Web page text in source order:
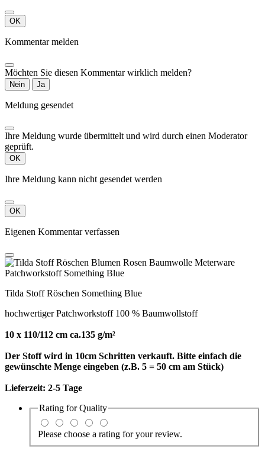
OK
Kommentar melden
Möchten Sie diesen Kommentar wirklich melden?
Nein Ja
Meldung gesendet
Ihre Meldung wurde übermittelt und wird durch einen Moderator
geprüft.
OK
Ihre Meldung kann nicht gesendet werden
OK
Eigenen Kommentar verfassen
Tilda Stoff Röschen Something Blue
hochwertiger Patchworkstoff 100 % Baumwollstoff
10 x 110/112 cm ca.135 g/m²
Der Stoff wird in 10cm Schritten verkauft. Bitte einfach die
gewünschte Menge eingeben (z.B. 5 = 50 cm am Stück)
Lieferzeit: 2-5 Tage
Rating forQuality
Please choose a rating for your review.